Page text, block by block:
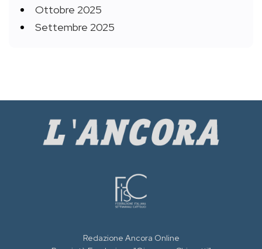
Ottobre 2025
Settembre 2025
Redazione Ancora Online